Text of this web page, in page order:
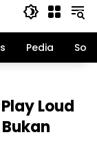
Pedia
Loud